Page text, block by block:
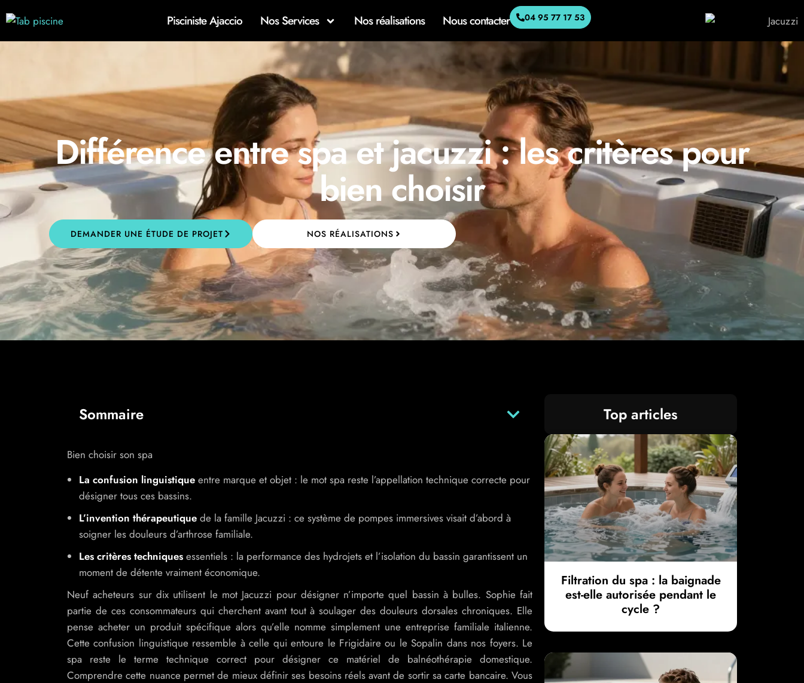
Pisciniste Ajaccio Nos Services Nos réalisations Nous contacter 04 95 77 17 53
Différence entre spa et jacuzzi : les critères pour
bien choisir
DEMANDER UNE ÉTUDE DE PROJET NOS RÉALISATIONS
Sommaire
Bien choisir son spa
La confusion linguistique entre marque et objet : le mot spa reste l’appellation technique correcte pour
désigner tous ces bassins.
L’invention thérapeutique de la famille Jacuzzi : ce système de pompes immersives visait d’abord à
soigner les douleurs d’arthrose familiale.
Les critères techniques essentiels : la performance des hydrojets et l’isolation du bassin garantissent un
moment de détente vraiment économique.
Neuf acheteurs sur dix utilisent le mot Jacuzzi pour désigner n’importe quel bassin à bulles. Sophie fait
partie de ces consommateurs qui cherchent avant tout à soulager des douleurs dorsales chroniques. Elle
pense acheter un produit spécifique alors qu’elle nomme simplement une entreprise familiale italienne.
Cette confusion linguistique ressemble à celle qui entoure le Frigidaire ou le Sopalin dans nos foyers. Le
spa reste le terme technique correct pour désigner ce matériel de balnéothérapie domestique.
Comprendre cette nuance permet de mieux définir ses besoins réels avant de sortir sa carte bancaire. Vous
Top articles
Filtration du spa : la baignade
est-elle autorisée pendant le
cycle ?